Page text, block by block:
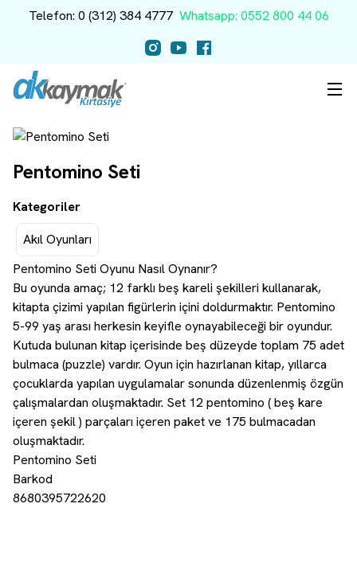
Telefon: 0 (312) 384 4777 Whatsapp: 0552 800 44 06
Pentomino Seti
Kategoriler
Akıl Oyunları
Pentomino Seti Oyunu Nasıl Oynanır?
Bu oyunda amaç; 12 farklı beş kareli şekilleri kullanarak,
kitapta çizimi yapılan figürlerin içini doldurmaktır. Pentomino
5-99 yaş arası herkesin keyifle oynayabileceği bir oyundur.
Kutuda bulunan kitap içerisinde beş düzeyde toplam 75 adet
bulmaca (puzzle) vardır. Oyun için hazırlanan kitap, yıllarca
çocuklarda yapılan uygulamalar sonunda düzenlenmiş özgün
çalışmalardan oluşmaktadır. Set 12 pentomino ( beş kare
içeren şekil ) parçaları içeren paket ve 175 bulmacadan
oluşmaktadır.
Pentomino Seti
Barkod
8680395722620